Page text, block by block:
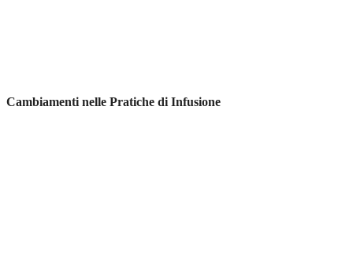
Cambiamenti nelle Pratiche di Infusione